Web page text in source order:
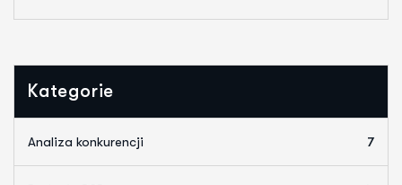
Kategorie
Analiza konkurencji 7